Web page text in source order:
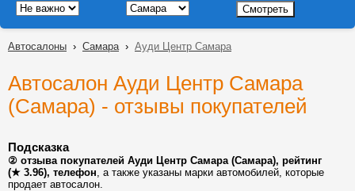
Автосалоны › Самара› Ауди Центр Самара
Автосалон Ауди Центр Самара
(Самара) - отзывы покупателей
Подсказка
② отзыва покупателей Ауди Центр Самара (Самара), рейтинг
(★ 3.96), телефон, а также указаны марки автомобилей, которые
продает автосалон.